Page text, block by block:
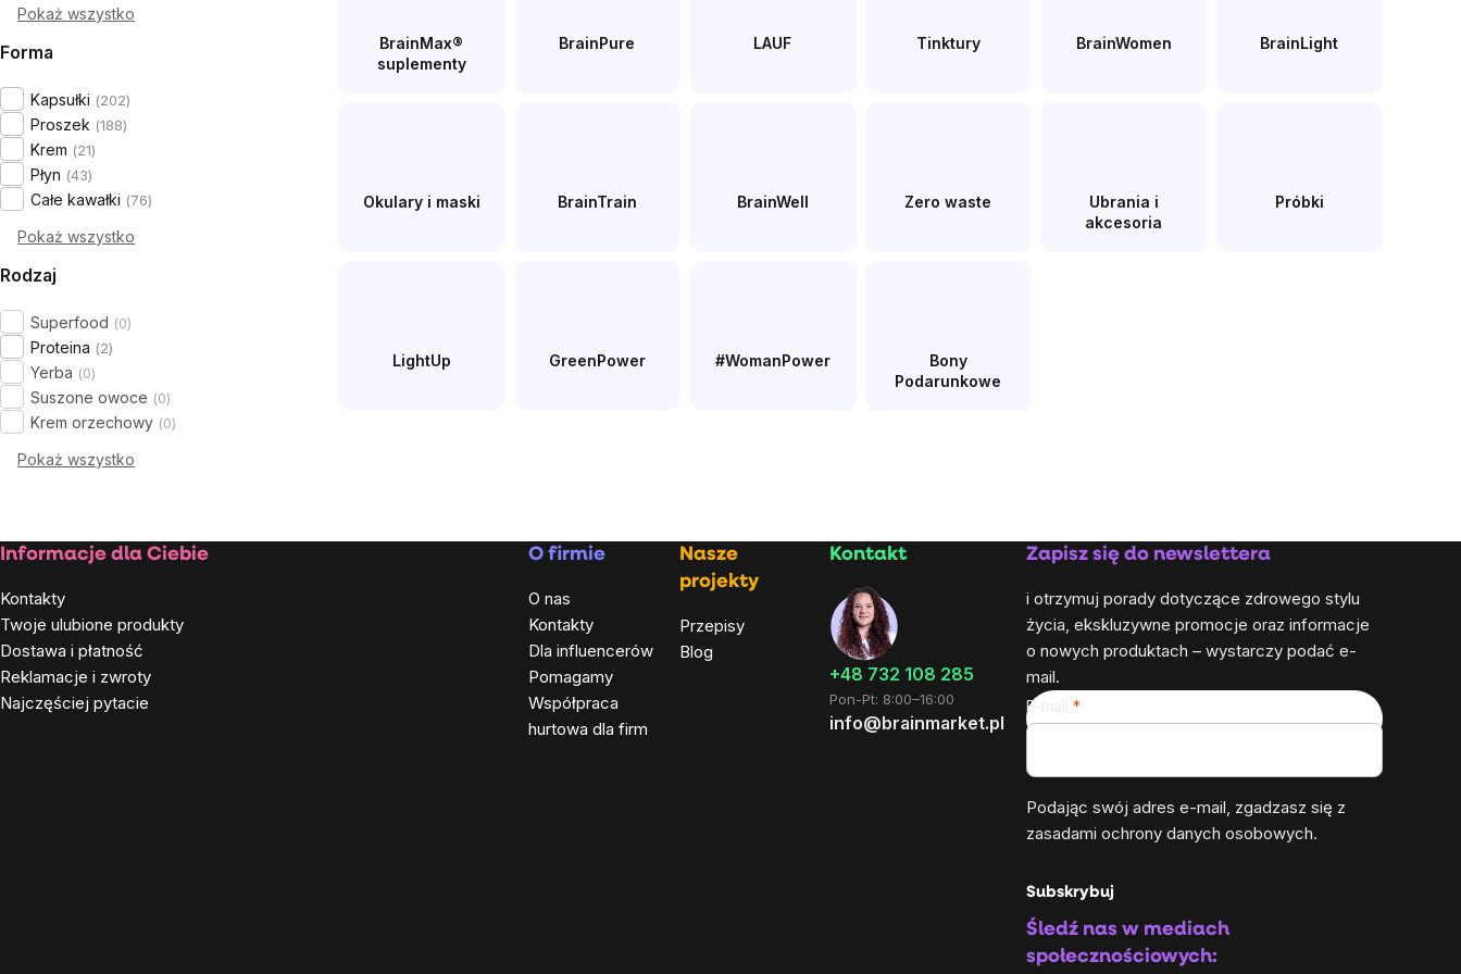
Pokaż wszystko
Forma
Kapsułki 202
Proszek 188
Krem 21
Płyn 43
Całe kawałki 76
Pokaż wszystko
Rodzaj
Superfood 0
Proteina 2
Yerba 0
Suszone owoce 0
Krem orzechowy 0
Pokaż wszystko
BrainMax®
suplementy
BrainPure LAUF Tinktury BrainWomen BrainLight
Okulary i maski BrainTrain BrainWell Zero waste
Ubrania i
akcesoria
Próbki
LightUp GreenPower #WomanPower
Bony
Podarunkowe
Stopka
Informacje dla Ciebie
Kontakty
Twoje ulubione produkty
Dostawa i płatność
Reklamacje i zwroty
Najczęściej pytacie
O firmie
O nas
Kontakty
Dla influencerów
Pomagamy
Współpraca
hurtowa dla firm
Nasze
projekty
Przepisy
Blog
Kontakt
+48 732 108 285
Pon-Pt: 8:00–16:00
info@brainmarket.pl
Zapisz się do newslettera
i otrzymuj porady dotyczące zdrowego stylu
życia, ekskluzywne promocje oraz informacje
o nowych produktach – wystarczy podać e-
mail.
E-mail
Podając swój adres e-mail, zgadzasz się z
zasadami ochrony danych osobowych.
Subskrybuj
Śledź nas w mediach
społecznościowych: